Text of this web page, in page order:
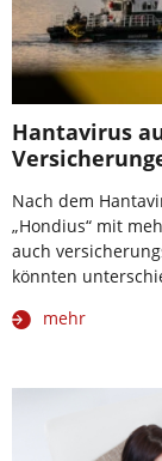
Hantavirus
Nach dem
„Hondius“ mit
auch
könnten
mehr